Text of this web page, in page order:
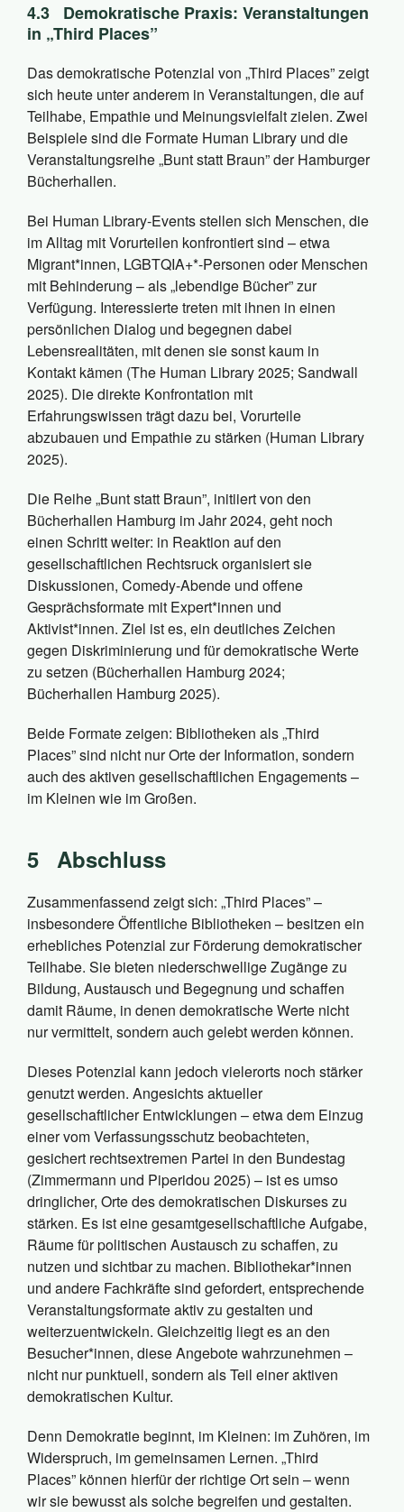
4.3
Demokratische Praxis: Veranstaltungen
in „Third Places”
Das demokratische Potenzial von „Third Places” zeigt
sich heute unter anderem in Veranstaltungen, die auf
Teilhabe, Empathie und Meinungsvielfalt zielen. Zwei
Beispiele sind die Formate Human Library und die
Veranstaltungsreihe „Bunt statt Braun” der Hamburger
Bücherhallen.
Bei Human Library-Events stellen sich Menschen, die
im Alltag mit Vorurteilen konfrontiert sind – etwa
Migrant*innen, LGBTQIA+*-Personen oder Menschen
mit Behinderung – als „lebendige Bücher” zur
Verfügung. Interessierte treten mit ihnen in einen
persönlichen Dialog und begegnen dabei
Lebensrealitäten, mit denen sie sonst kaum in
Kontakt kämen (The Human Library 2025; Sandwall
2025). Die direkte Konfrontation mit
Erfahrungswissen trägt dazu bei, Vorurteile
abzubauen und Empathie zu stärken (Human Library
2025).
Die Reihe „Bunt statt Braun”, initiiert von den
Bücherhallen Hamburg im Jahr 2024, geht noch
einen Schritt weiter: in Reaktion auf den
gesellschaftlichen Rechtsruck organisiert sie
Diskussionen, Comedy-Abende und offene
Gesprächsformate mit Expert*innen und
Aktivist*innen. Ziel ist es, ein deutliches Zeichen
gegen Diskriminierung und für demokratische Werte
zu setzen (Bücherhallen Hamburg 2024;
Bücherhallen Hamburg 2025).
Beide Formate zeigen: Bibliotheken als „Third
Places” sind nicht nur Orte der Information, sondern
auch des aktiven gesellschaftlichen Engagements –
im Kleinen wie im Großen.
5 Abschluss
Zusammenfassend zeigt sich: „Third Places” –
insbesondere Öffentliche Bibliotheken – besitzen ein
erhebliches Potenzial zur Förderung demokratischer
Teilhabe. Sie bieten niederschwellige Zugänge zu
Bildung, Austausch und Begegnung und schaffen
damit Räume, in denen demokratische Werte nicht
nur vermittelt, sondern auch gelebt werden können.
Dieses Potenzial kann jedoch vielerorts noch stärker
genutzt werden. Angesichts aktueller
gesellschaftlicher Entwicklungen – etwa dem Einzug
einer vom Verfassungsschutz beobachteten,
gesichert rechtsextremen Partei in den Bundestag
(Zimmermann und Piperidou 2025) – ist es umso
dringlicher, Orte des demokratischen Diskurses zu
stärken. Es ist eine gesamtgesellschaftliche Aufgabe,
Räume für politischen Austausch zu schaffen, zu
nutzen und sichtbar zu machen. Bibliothekar*innen
und andere Fachkräfte sind gefordert, entsprechende
Veranstaltungsformate aktiv zu gestalten und
weiterzuentwickeln. Gleichzeitig liegt es an den
Besucher*innen, diese Angebote wahrzunehmen –
nicht nur punktuell, sondern als Teil einer aktiven
demokratischen Kultur.
Denn Demokratie beginnt, im Kleinen: im Zuhören, im
Widerspruch, im gemeinsamen Lernen. „Third
Places” können hierfür der richtige Ort sein – wenn
wir sie bewusst als solche begreifen und gestalten.